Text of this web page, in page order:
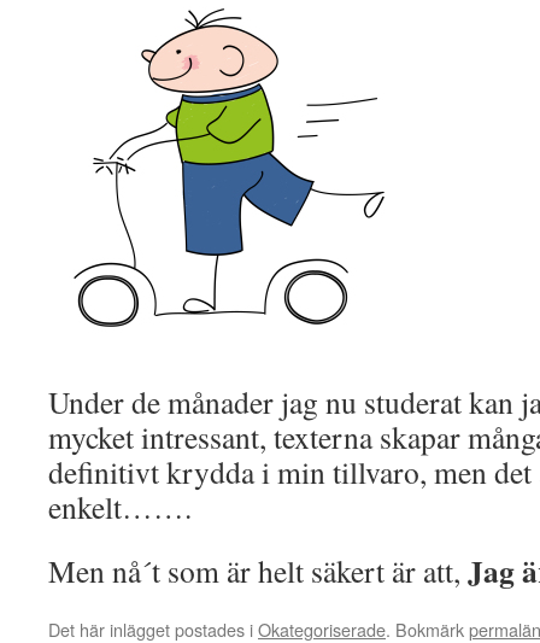
Under de månader jag nu studerat kan
mycket intressant, texterna skapar
definitivt krydda i min tillvaro, men det
enkelt…….
Men nå´t som är helt säkert är att, Jag
Det här inlägget postades iOkategoriserade. Bokmärk